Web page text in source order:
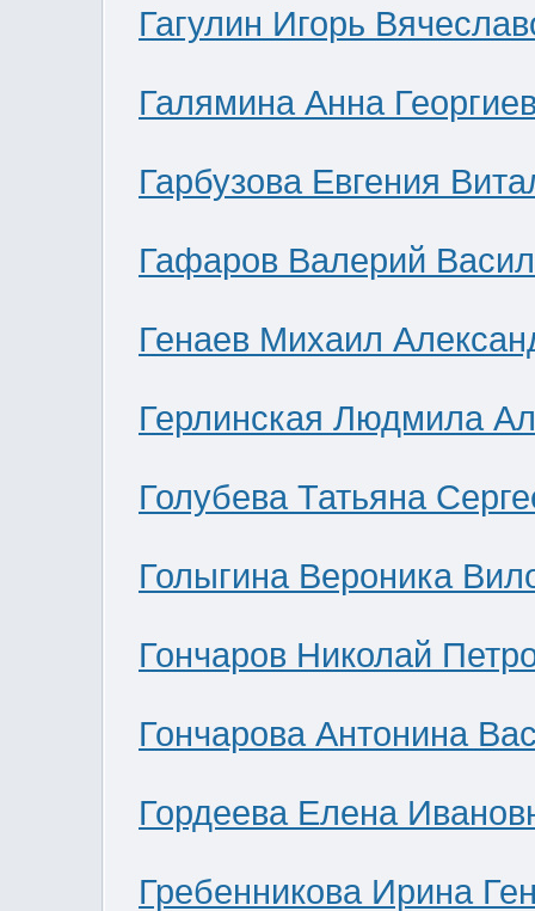
Гагулин Игорь
Галямина Анна
Гарбузова Евгения
Гафаров Валерий
Генаев Михаил
Герлинская Людмила
Голубева Татьяна
Голыгина Вероника
Гончаров Николай
Гончарова Антонина
Гордеева Елена
Гребенникова Ирина